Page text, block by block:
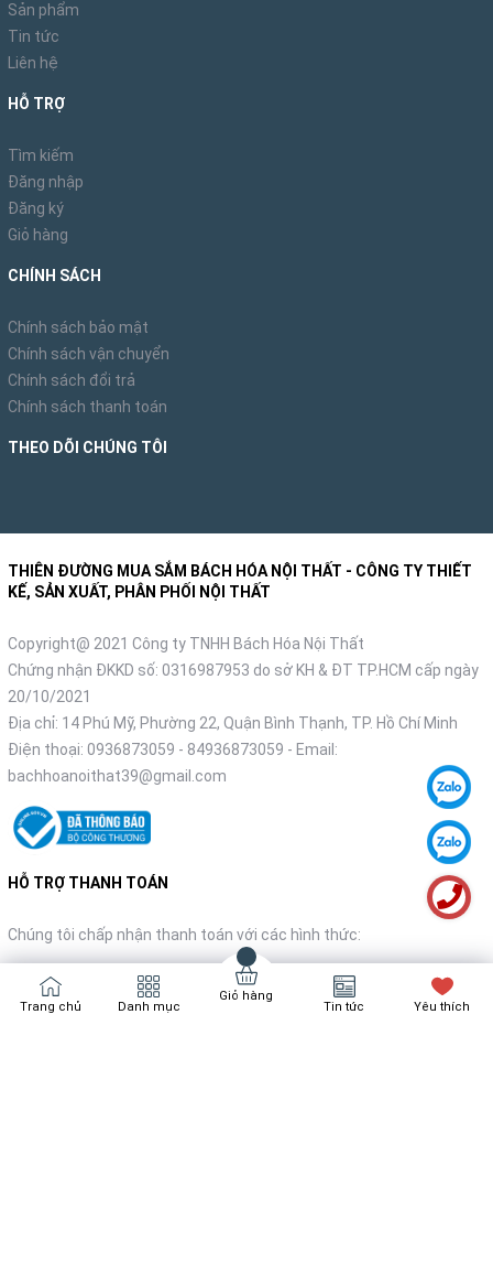
Sản phẩm
Tin tức
Liên hệ
HỖ TRỢ
Tìm kiếm
Đăng nhập
Đăng ký
Giỏ hàng
CHÍNH SÁCH
Chính sách bảo mật
Chính sách vận chuyển
Chính sách đổi trả
Chính sách thanh toán
THEO DÕI CHÚNG TÔI
THIÊN ĐƯỜNG MUA SẮM BÁCH HÓA NỘI THẤT - CÔNG TY THIẾT
KẾ, SẢN XUẤT, PHÂN PHỐI NỘI THẤT
Copyright@ 2021 Công ty TNHH Bách Hóa Nội Thất
Chứng nhận ĐKKD số: 0316987953 do sở KH & ĐT TP.HCM cấp ngày
20/10/2021
Địa chỉ: 14 Phú Mỹ, Phường 22, Quận Bình Thạnh, TP. Hồ Chí Minh
Điện thoại: 0936873059 - 84936873059 - Email:
bachhoanoithat39@gmail.com
HỖ TRỢ THANH TOÁN
Chúng tôi chấp nhận thanh toán với các hình thức:
Trang chủ Danh mục
Giỏ hàng
Tin tức Yêu thích